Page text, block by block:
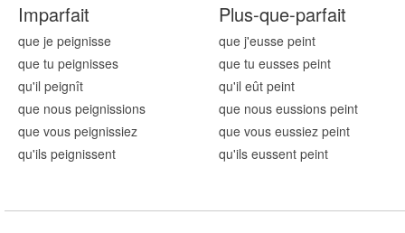
Imparfait
que je peignisse
que tu peignisses
qu'il peignît
que nous peignissions
que vous peignissiez
qu'ils peignissent
Plus-que-parfait
que j'eusse peint
que tu eusses peint
qu'il eût peint
que nous eussions peint
que vous eussiez peint
qu'ils eussent peint